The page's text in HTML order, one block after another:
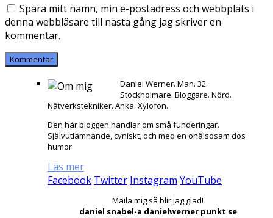
Spara mitt namn, min e-postadress och webbplats i
denna webbläsare till nästa gång jag skriver en
kommentar.
Daniel Werner. Man. 32.
Stockholmare. Bloggare. Nörd.
Nätverkstekniker. Anka. Xylofon.
Den här bloggen handlar om små funderingar.
Självutlämnande, cyniskt, och med en ohälsosam dos
humor.
Läs mer
Facebook Twitter Instagram YouTube
Maila mig så blir jag glad!
daniel snabel-a danielwerner punkt se